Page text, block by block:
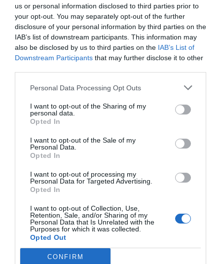
us or personal information disclosed to third parties prior to
your opt-out. You may separately opt-out of the further
disclosure of your personal information by third parties on the
IAB’s list of downstream participants. This information may
also be disclosed by us to third parties on the IAB’s List of
Downstream Participants that may further disclose it to other
Personal Data Processing Opt Outs
I want to opt-out of the Sharing of my
personal data.
Opted In
I want to opt-out of the Sale of my
Personal Data.
Opted In
I want to opt-out of processing my
Personal Data for Targeted Advertising.
Opted In
I want to opt-out of Collection, Use,
Retention, Sale, and/or Sharing of my
Personal Data that Is Unrelated with the
Purposes for which it was collected.
Opted Out
CONFIRM